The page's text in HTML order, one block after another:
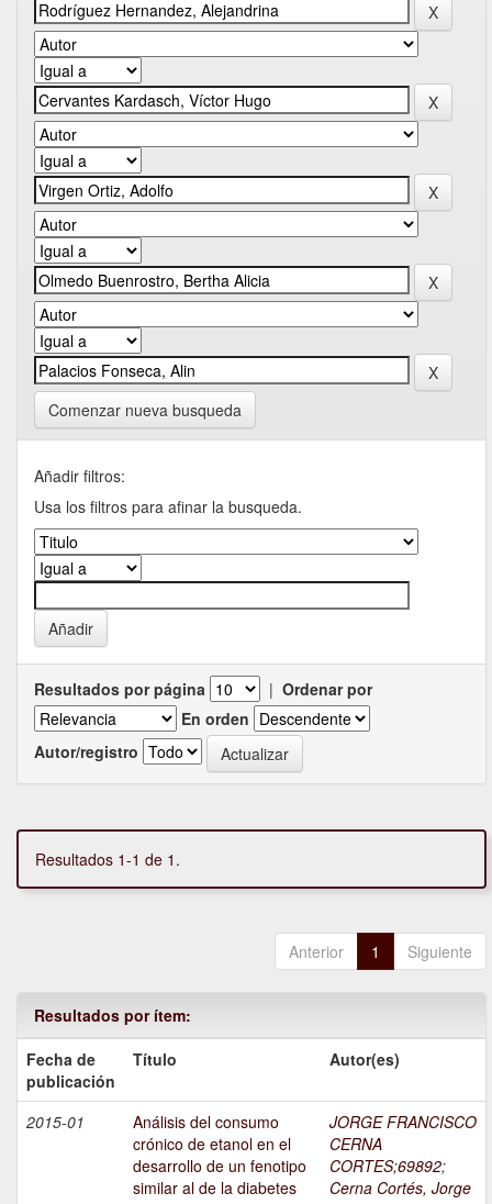
Comenzar nueva busqueda
Añadir filtros:
Usa los filtros para afinar la busqueda.
Resultados por página | Ordenar por
En orden
Autor/registro
Resultados 1-1 de 1.
Anterior 1 Siguiente
Resultados por ítem:
Fecha de
publicación
Título Autor(es)
2015-01
Análisis del consumo
crónico de etanol en el
desarrollo de un fenotipo
similar al de la diabetes
JORGE FRANCISCO
CERNA
CORTES;69892;
Cerna Cortés, Jorge